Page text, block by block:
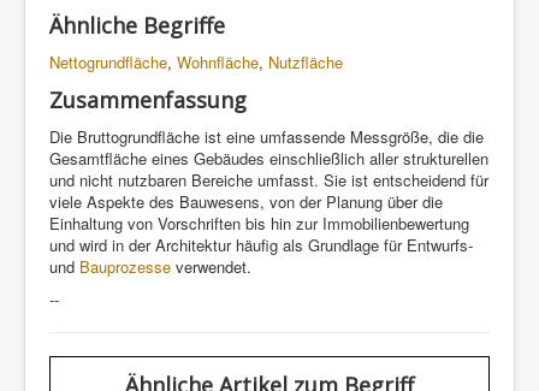
Ähnliche Begriffe
Nettogrundfläche, Wohnfläche, Nutzfläche
Zusammenfassung
Die Bruttogrundfläche ist eine umfassende Messgröße, die die
Gesamtfläche eines Gebäudes einschließlich aller strukturellen
und nicht nutzbaren Bereiche umfasst. Sie ist entscheidend für
viele Aspekte des Bauwesens, von der Planung über die
Einhaltung von Vorschriften bis hin zur Immobilienbewertung
und wird in der Architektur häufig als Grundlage für Entwurfs-
und Bauprozesse verwendet.
--
Ähnliche Artikel zum Begriff